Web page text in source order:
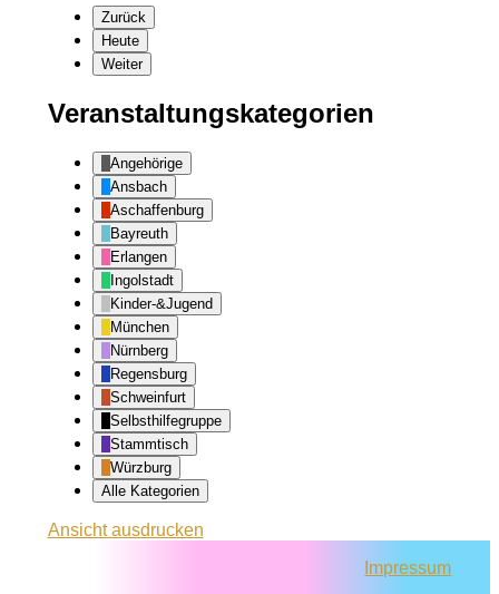
Zurück
Heute
Weiter
Veranstaltungskategorien
Angehörige
Ansbach
Aschaffenburg
Bayreuth
Erlangen
Ingolstadt
Kinder-&Jugend
München
Nürnberg
Regensburg
Schweinfurt
Selbsthilfegruppe
Stammtisch
Würzburg
Alle Kategorien
Ansichtausdrucken
Impressum